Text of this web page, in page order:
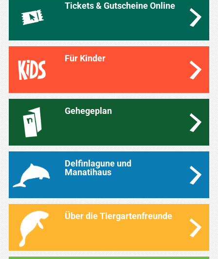
Tickets & Gutscheine Online
Für Kinder
Gehegeplan
Delfinlagune und
Manatihaus
Über die Tiergartenfreunde